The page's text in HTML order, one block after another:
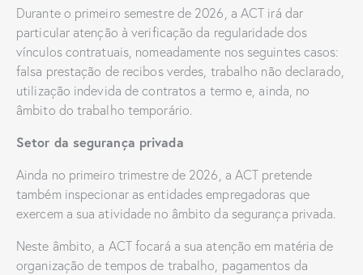
Durante o primeiro semestre de 2026, a ACT irá dar
particular atenção à verificação da regularidade dos
vínculos contratuais, nomeadamente nos seguintes casos:
falsa prestação de recibos verdes, trabalho não declarado,
utilização indevida de contratos a termo e, ainda, no
âmbito do trabalho temporário.
Setor da segurança privada
Ainda no primeiro trimestre de 2026, a ACT pretende
também inspecionar as entidades empregadoras que
exercem a sua atividade no âmbito da segurança privada.
Neste âmbito, a ACT focará a sua atenção em matéria de
organização de tempos de trabalho, pagamentos da